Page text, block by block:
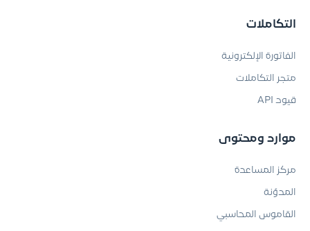
التكاملات
الفاتورة الإلكترونية
متجر التكاملات
قيود API
موارد ومحتوى
مركز المساعدة
المدوّنة
القاموس المحاسبي